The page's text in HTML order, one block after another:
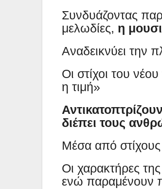
Συνδυάζοντας
μελωδίες, η
Αναδεικνύει την
Οι στίχοι του
η τιμή»
διέπει τους
Μέσα από
Οι χαρακτήρες
ενώ παραμένουν